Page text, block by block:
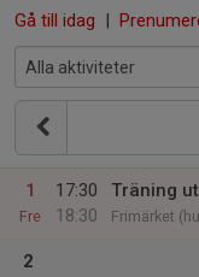
Gå till idag |
1
Fre
17:30
18:30
Träning
Frimärket
2